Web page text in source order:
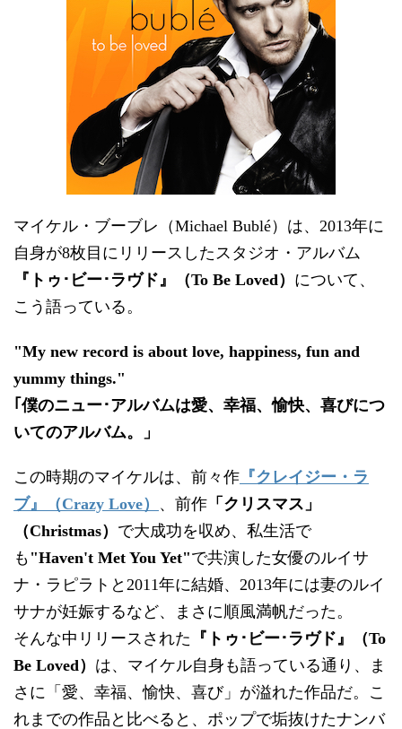
マイケル・ブーブレ（Michael Bublé）は、2013年に
自身が8枚目にリリースしたスタジオ・アルバム
『トゥ･ビー･ラヴド』（To Be Loved） について、
こう語っている。
"My new record is about love, happiness, fun and
yummy things."
｢僕のニュー･アルバムは愛、幸福、愉快、喜びにつ
いてのアルバム。」
この時期のマイケルは、前々作 『クレイジー・ラ
ブ』（Crazy Love） 、前作 「クリスマス」
（Christmas） で大成功を収め、私生活で
も "Haven't Met You Yet"で共演した女優のルイサ
ナ・ラピラトと2011年に結婚、2013年には妻のルイ
サナが妊娠するなど、まさに順風満帆だった。
そんな中リリースされた 『トゥ･ビー･ラヴド』（To
Be Loved） は、マイケル自身も語っている通り、ま
さに「愛、幸福、愉快、喜び」が溢れた作品だ。こ
れまでの作品と比べると、ポップで垢抜けたナンバ